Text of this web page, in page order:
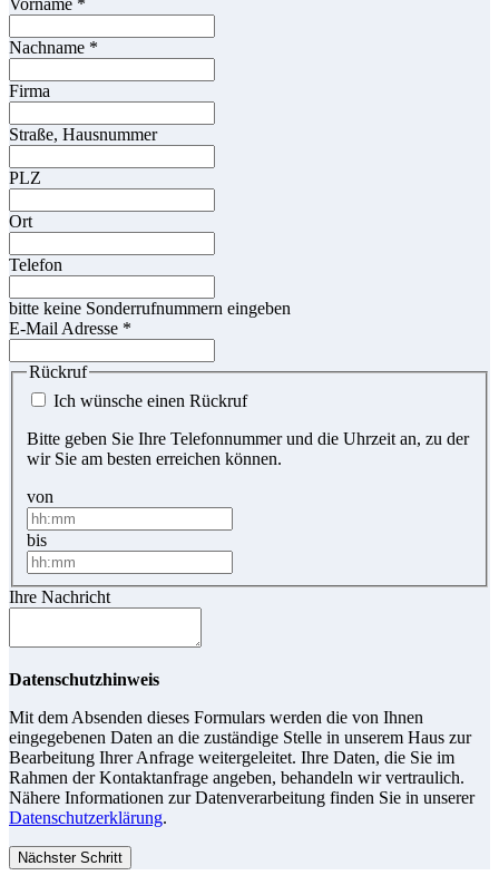
Vorname *
Nachname *
Firma
Straße, Hausnummer
PLZ
Ort
Telefon
bitte keine Sonderrufnummern eingeben
E-Mail Adresse *
Rückruf
Ich wünsche einen Rückruf
Bitte geben Sie Ihre Telefonnummer und die Uhrzeit an, zu der
wir Sie am besten erreichen können.
von
bis
Ihre Nachricht
Datenschutzhinweis
Mit dem Absenden dieses Formulars werden die von Ihnen
eingegebenen Daten an die zuständige Stelle in unserem Haus zur
Bearbeitung Ihrer Anfrage weitergeleitet. Ihre Daten, die Sie im
Rahmen der Kontaktanfrage angeben, behandeln wir vertraulich.
Nähere Informationen zur Datenverarbeitung finden Sie in unserer
Datenschutzerklärung.
Nächster Schritt